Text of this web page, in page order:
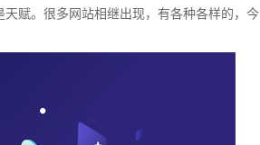
赋。很多网站相继出现，有各种各样的，今